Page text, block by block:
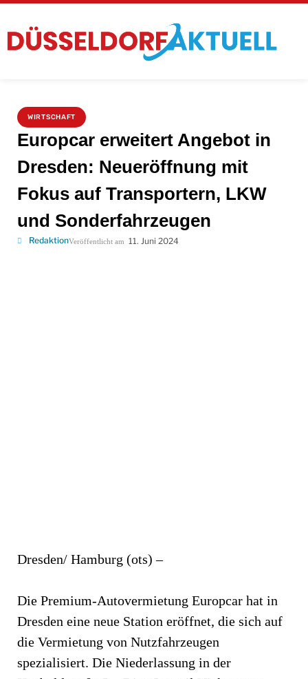
WIRTSCHAFT
Europcar erweitert Angebot in
Dresden: Neueröffnung mit
Fokus auf Transportern, LKW
und Sonderfahrzeugen
RedaktionVeröffentlicht am 11. Juni 2024
Dresden/ Hamburg (ots) –
Die Premium-Autovermietung Europcar hat in
Dresden eine neue Station eröffnet, die sich auf
die Vermietung von Nutzfahrzeugen
spezialisiert. Die Niederlassung in der